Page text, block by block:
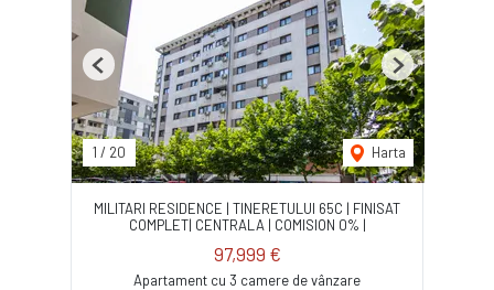
1 / 20 Harta
Previous Next
MILITARI RESIDENCE | TINERETULUI 65C | FINISAT
COMPLET| CENTRALA | COMISION 0% |
97,999 €
Apartament cu 3 camere de vânzare